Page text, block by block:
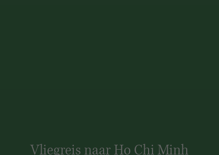
Vliegreis naar Ho Chi Minh